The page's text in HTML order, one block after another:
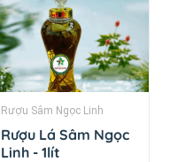
Rượu Sâm Ngọc Linh
Rượu Lá Sâm Ngọc
Linh - 1lít